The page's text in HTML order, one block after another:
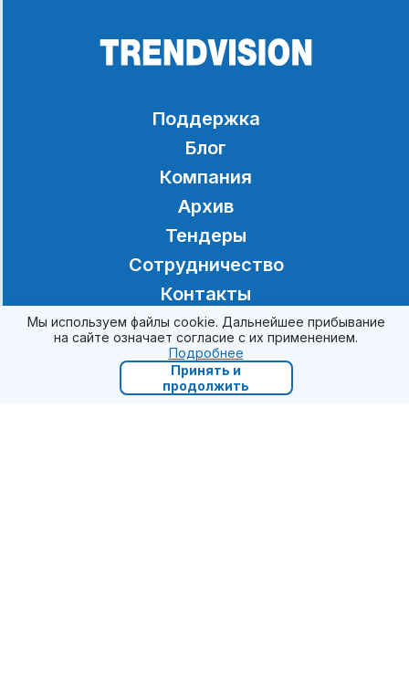
Поддержка
Блог
Компания
Архив
Тендеры
Сотрудничество
Контакты
Акции
8 (495) 268-13-35
Мы используем файлы cookie. Дальнейшее прибывание
на сайте означает согласие с их применением.
Подробнее
Принять и
продолжить